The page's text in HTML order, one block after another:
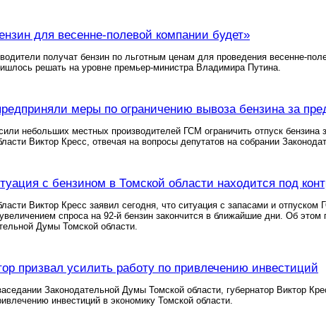
для весенне-полевой компании будет»
получат бензин по льготным ценам для проведения весенне-
решать на уровне премьер-министра Владимира Путина.
меры по ограничению вывоза бензина за
небольших местных производителей ГСМ ограничить отпуск
Виктор Кресс, отвечая на вопросы депутатов на собрании
с бензином в Томской области находится под
Виктор Кресс заявил сегодня, что ситуация с запасами и
спроса на 92-й бензин закончится в ближайшие дни. Об этом
Думы Томской области.
призвал усилить работу по привлечению инвестиций
Законодательной Думы Томской области, губернатор Виктор
инвестиций в экономику Томской области.